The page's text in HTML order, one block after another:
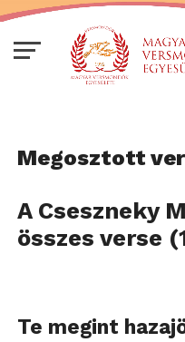
Megosztott
A Cseszneky
összes verse
Te megint